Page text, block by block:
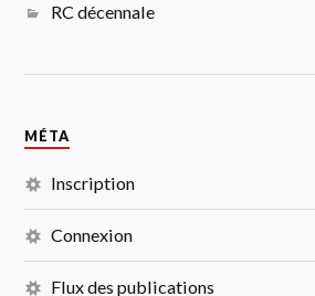
RC décennale
MÉTA
Inscription
Connexion
Flux des publications